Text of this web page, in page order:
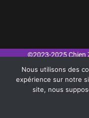
©2023-2025 Chien
Mentions légales
Nous utilisons des
expérience sur notre
site, nous